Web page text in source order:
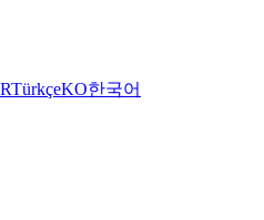
TürkçeKO한국어